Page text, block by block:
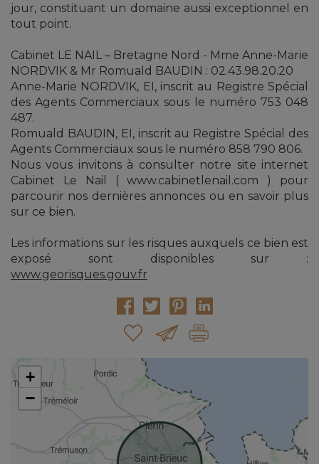
jour, constituant un domaine aussi exceptionnel en
tout point.
Cabinet LE NAIL – Bretagne Nord - Mme Anne-Marie
NORDVIK & Mr Romuald BAUDIN : 02.43.98.20.20
Anne-Marie NORDVIK, EI, inscrit au Registre Spécial
des Agents Commerciaux sous le numéro 753 048
487.
Romuald BAUDIN, EI, inscrit au Registre Spécial des
Agents Commerciaux sous le numéro 858 790 806.
Nous vous invitons à consulter notre site internet
Cabinet Le Nail ( www.cabinetlenail.com ) pour
parcourir nos dernières annonces ou en savoir plus
sur ce bien.
Les informations sur les risques auxquels ce bien est
exposé sont disponibles sur :
www.georisques.gouv.fr
+
−